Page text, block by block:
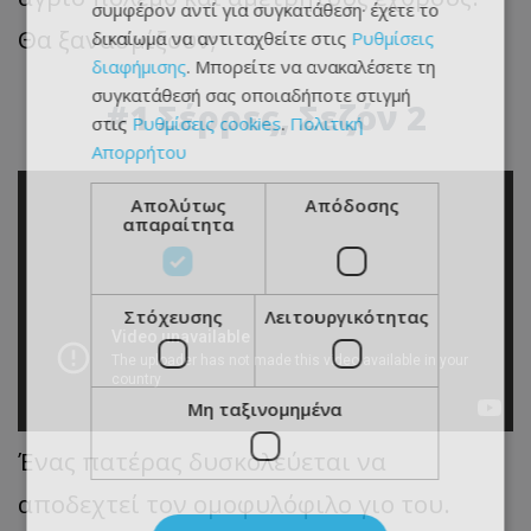
Θα ξανασμίξουν;
#1 Σέρρες, Σεζόν 2
Ένας πατέρας δυσκολεύεται να
αποδεχτεί τον ομοφυλόφιλο γιο του.
συμφέρον αντί για συγκατάθεση· έχετε το
δικαίωμα να αντιταχθείτε στις Ρυθμίσεις
διαφήμισης. Μπορείτε να ανακαλέσετε τη
συγκατάθεσή σας οποιαδήποτε στιγμή
στις Ρυθμίσεις cookies. Πολιτική
Απορρήτου
Απολύτως
απαραίτητα
Απόδοσης
Στόχευσης Λειτουργικότητας
Μη ταξινομημένα